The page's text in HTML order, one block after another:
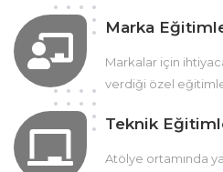
Marka
Markalar için
verdiği özel
Teknik
Atölye ortamında